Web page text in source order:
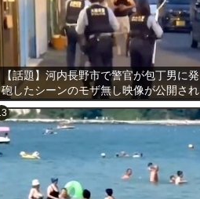
【話題】河内長野市で警官が包丁男に発
砲したシーンのモザ無し映像が公開され
る。